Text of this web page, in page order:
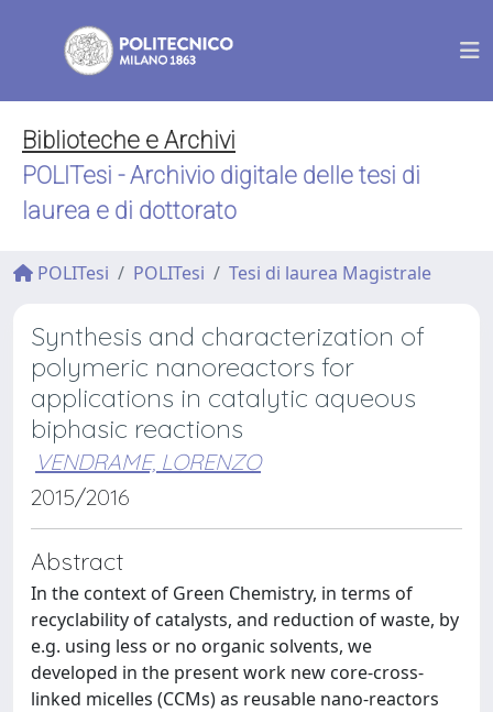
Biblioteche e Archivi
POLITesi - Archivio digitale delle tesi di
laurea e di dottorato
POLITesi POLITesi Tesi di laurea Magistrale
Synthesis and characterization of
polymeric nanoreactors for
applications in catalytic aqueous
biphasic reactions
VENDRAME, LORENZO
2015/2016
Abstract
In the context of Green Chemistry, in terms of
recyclability of catalysts, and reduction of waste, by
e.g. using less or no organic solvents, we
developed in the present work new core-cross-
linked micelles (CCMs) as reusable nano-reactors